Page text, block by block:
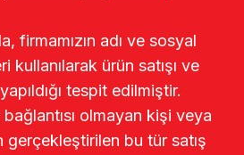
firmamızın adı ve sosyal
kullanılarak ürün satışı ve
tespit edilmiştir.
olmayan kişi veya
gerçekleştirilen bu tür satış